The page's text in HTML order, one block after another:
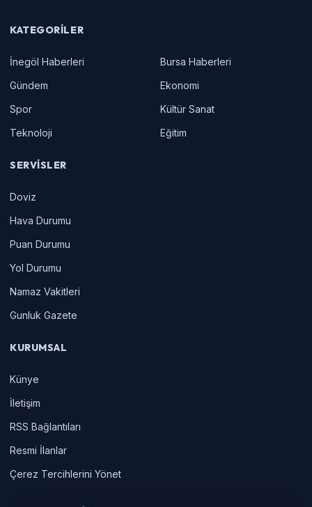
KATEGORILER
İnegöl Haberleri
Bursa Haberleri
Gündem
Ekonomi
Spor
Kültür Sanat
Teknoloji
Eğitim
SERVISLER
Doviz
Hava Durumu
Puan Durumu
Yol Durumu
Namaz Vakitleri
Gunluk Gazete
KURUMSAL
Künye
İletişim
RSS Bağlantıları
Resmi İlanlar
Çerez Tercihlerini Yönet